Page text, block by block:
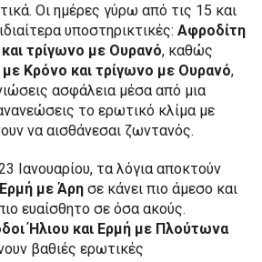
Οι ημέρες γύρω από τις 15 και
υποστηρικτικές: Αφροδίτη
τρίγωνο με Ουρανό, καθώς
Κρόνο και τρίγωνο με Ουρανό,
ασφάλεια μέσα από μια
το ερωτικό κλίμα με
να αισθάνεσαι ζωντανός.
Ιανουαρίου, τα λόγια αποκτούν
με Άρη σε κάνει πιο άμεσο και
ευαίσθητο σε όσα ακούς.
Ήλιου και Ερμή με Πλούτωνα
βαθιές ερωτικές